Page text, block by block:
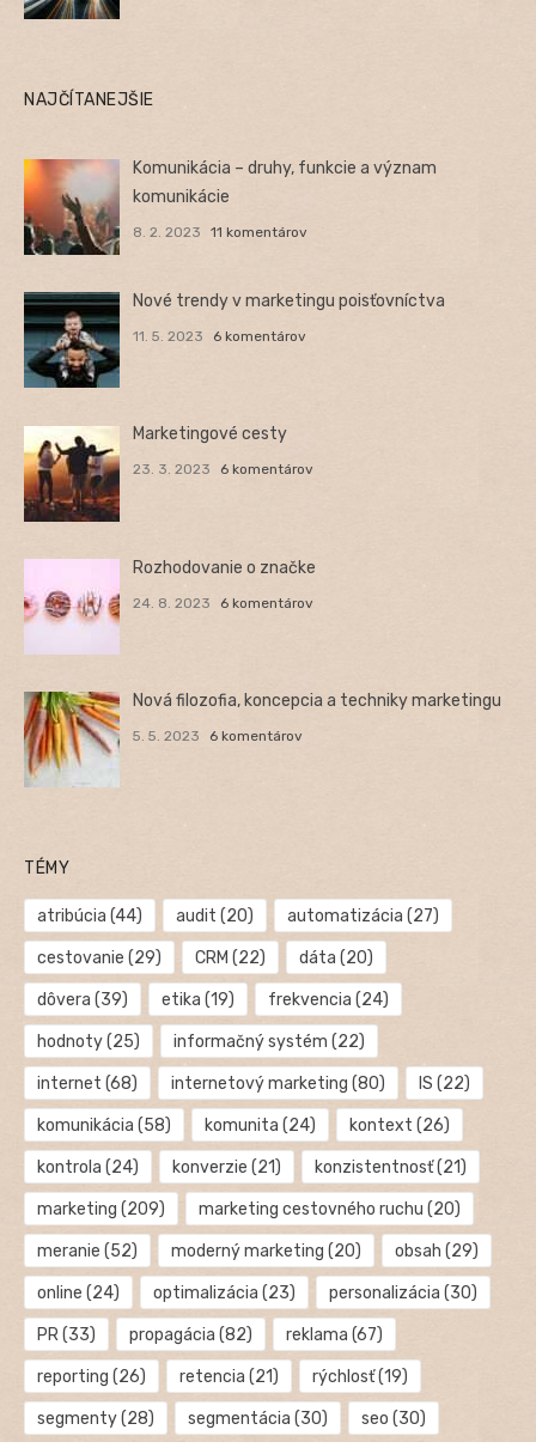
NAJČÍTANEJŠIE
Komunikácia – druhy, funkcie a význam
komunikácie
8. 2. 2023 11 komentárov
Nové trendy v marketingu poisťovníctva
11. 5. 2023 6 komentárov
Marketingové cesty
23. 3. 2023 6 komentárov
Rozhodovanie o značke
24. 8. 2023 6 komentárov
Nová filozofia, koncepcia a techniky marketingu
5. 5. 2023 6 komentárov
TÉMY
atribúcia (44) audit (20) automatizácia (27)
cestovanie (29) CRM (22) dáta (20)
dôvera (39) etika (19) frekvencia (24)
hodnoty(25) informačný systém (22)
internet (68) internetový marketing (80) IS (22)
komunikácia (58) komunita (24) kontext (26)
kontrola (24) konverzie (21) konzistentnosť(21)
marketing (209) marketing cestovného ruchu (20)
meranie (52) moderný marketing (20) obsah (29)
online (24) optimalizácia (23) personalizácia (30)
PR(33) propagácia (82) reklama (67)
reporting (26) retencia (21) rýchlosť(19)
segmenty(28) segmentácia (30) seo (30)